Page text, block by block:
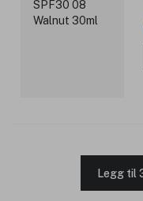
Legg til